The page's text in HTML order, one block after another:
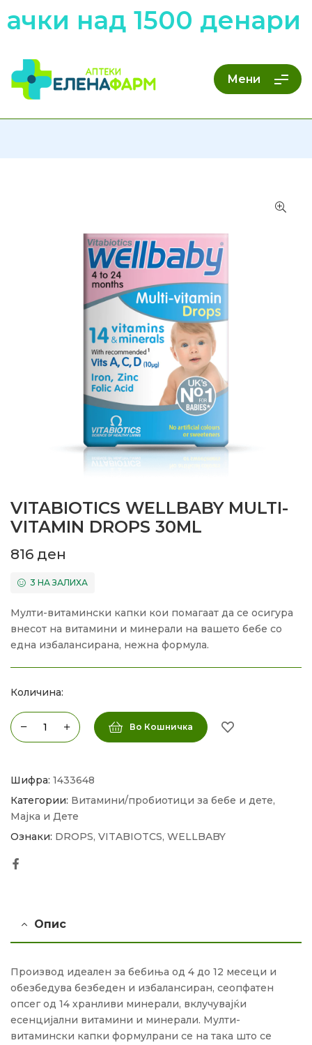
над 1500 денари
Мени
VITABIOTICS WELLBABY MULTI-
VITAMIN DROPS 30ML
816 ден
3 НА ЗАЛИХА
Мулти-витамински капки кои помагаат да се осигура
внесот на витамини и минерали на вашето бебе со
една избалансирана, нежна формула.
Количина:
Во Кошничка
Шифра: 1433648
Категории: Витамини/пробиотици за бебе и дете,
Мајка и Дете
Ознаки: DROPS, VITABIOTCS, WELLBABY
Опис
Производ идеален за бебиња од 4 до 12 месеци и
обезбедува безбеден и избалансиран, сеопфатен
опсег од 14 хранливи минерали, вклучувајќи
есенцијални витамини и минерали. Мулти-
витамински капки формулрани се на така што се